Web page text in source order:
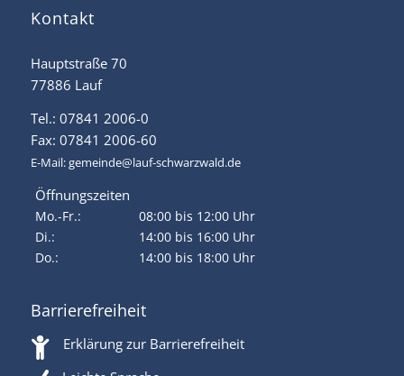
Kontakt
Hauptstraße 70
77886 Lauf
Tel.: 07841 2006-0
Fax: 07841 2006-60
E-Mail:gemeinde@lauf-schwarzwald.de
Öffnungszeiten
Mo.-Fr.:
08:00 bis 12:00 Uhr
Di.:
14:00 bis 16:00 Uhr
Do.:
14:00 bis 18:00 Uhr
Barrierefreiheit
Erklärung zur Barrierefreiheit